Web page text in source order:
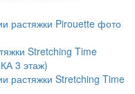
растяжки Pirouette фото
Stretching Time
3 этаж)
растяжки Stretching Time